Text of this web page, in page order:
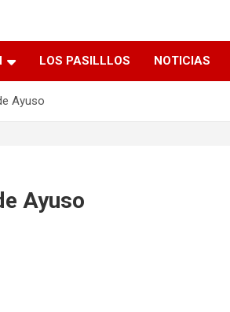
LOS PASILLLOS NOTICIAS
Ayuso
Ayuso